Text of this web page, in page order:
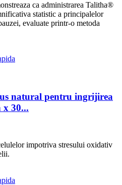
ca administrarea Talitha®
statistic a principalelor
evaluate printr-o metoda
natural pentru ingrijirea
x 30...
impotriva stresului oxidativ